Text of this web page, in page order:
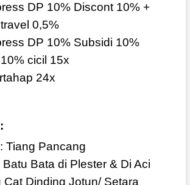
DP 10% Discont 10% +
0,5%
DP 10% Subsidi 10%
cicil 15x
24x
Tiang Pancang
Batu Bata di Plester & Di Aci
Cat Dinding Jotun/ Setara